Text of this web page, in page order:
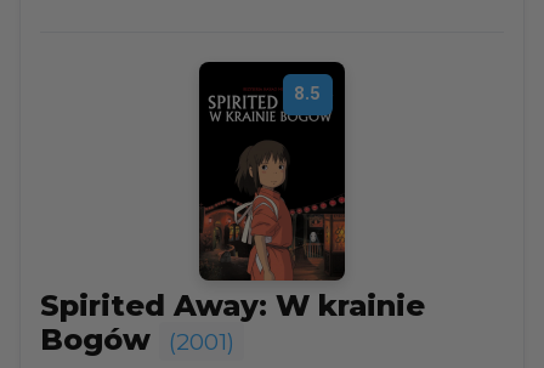
8.5
Spirited Away: W krainie
Bogów
(2001)